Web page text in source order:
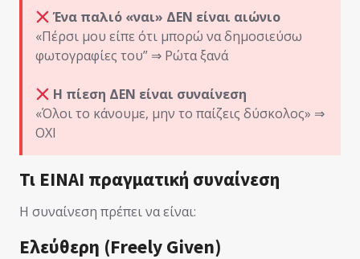
Ένα παλιό «ναι» ΔΕΝ είναι αιώνιο
«Πέρσι μου είπε ότι μπορώ να δημοσιεύσω
φωτογραφίες του” ⇒ Ρώτα ξανά
Η πίεση ΔΕΝ είναι συναίνεση
«Όλοι το κάνουμε, μην το παίζεις δύσκολος» ⇒
ΟΧΙ
Τι ΕΙΝΑΙ πραγματική συναίνεση
Η συναίνεση πρέπει να είναι:
Ελεύθερη (Freely Given)